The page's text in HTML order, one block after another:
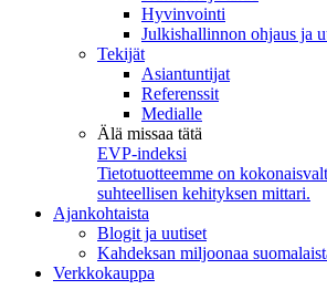
Hyvinvointi
Julkishallinnon ohjaus ja
Tekijät
Asiantuntijat
Referenssit
Medialle
Älä missaa tätä
EVP-indeksi
Tietotuotteemme on
suhteellisen kehityksen mittari.
Ajankohtaista
Blogit ja uutiset
Kahdeksan miljoonaa
Verkkokauppa